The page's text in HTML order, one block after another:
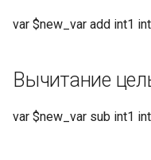
равно 'have-header-b'
запроса A и B
равно 'not-have-a-or-b'
var $new_var add int1
Вычитание
var $new_var sub int1